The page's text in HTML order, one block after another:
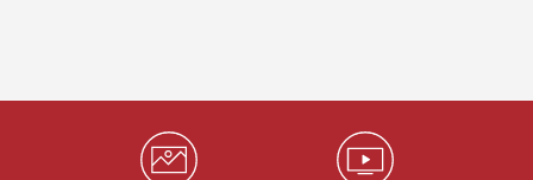
Médiathèque Footer